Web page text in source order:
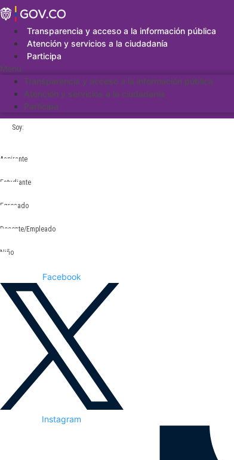
Saltar
al
contenidoTransparencia y acceso a la información pública
Atención y servicios a la ciudadanía
Participa
Menu
Transparencia y acceso a la información pública
Atención y servicios a la ciudadanía
Participa
Soy:
Aspirante
Estudiante
Egresado
Docente/Empleado
Niño
Facebook
Instagram